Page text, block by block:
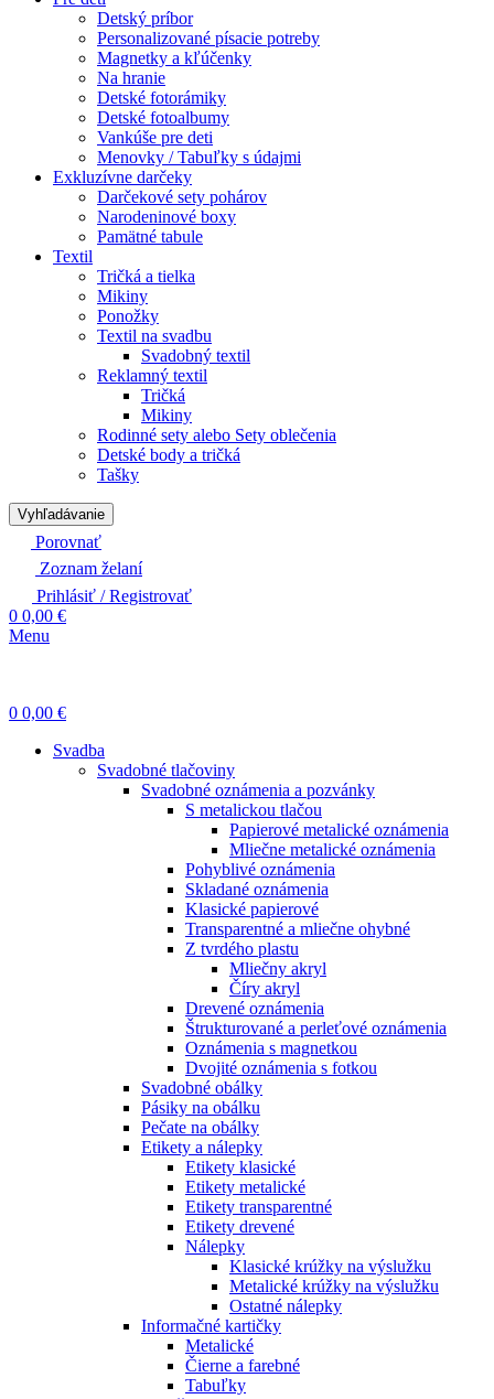
Detský príbor
Personalizované písacie potreby
Magnetky a kľúčenky
Na hranie
Detské fotorámiky
Detské fotoalbumy
Vankúše pre deti
Menovky / Tabuľky s údajmi
Exkluzívne darčeky
Darčekové sety pohárov
Narodeninové boxy
Pamätné tabule
Textil
Tričká a tielka
Mikiny
Ponožky
Textil na svadbu
Svadobný textil
Reklamný textil
Tričká
Mikiny
Rodinné sety alebo Sety oblečenia
Detské body a tričká
Tašky
Vyhľadávanie
Porovnať
Zoznam želaní
Prihlásiť / Registrovať
0 0,00 €
Menu
0 0,00 €
Svadba
Svadobné tlačoviny
Svadobné oznámenia a pozvánky
S metalickou tlačou
Papierové metalické oznámenia
Mliečne metalické oznámenia
Pohyblivé oznámenia
Skladané oznámenia
Klasické papierové
Transparentné a mliečne ohybné
Z tvrdého plastu
Mliečny akryl
Číry akryl
Drevené oznámenia
Štrukturované a perleťové oznámenia
Oznámenia s magnetkou
Dvojité oznámenia s fotkou
Svadobné obálky
Pásiky na obálku
Pečate na obálky
Etikety a nálepky
Etikety klasické
Etikety metalické
Etikety transparentné
Etikety drevené
Nálepky
Klasické krúžky na výslužku
Metalické krúžky na výslužku
Ostatné nálepky
Informačné kartičky
Metalické
Čierne a farebné
Tabuľky